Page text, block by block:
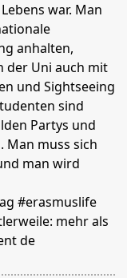
war. Man
anhalten,
der Uni auch mit
und Sightseeing
sind
Partys und
Man muss sich
man wird
#erasmuslife
mehr als
de